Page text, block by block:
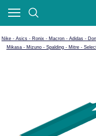
Nike - Asics - Ronix - Macron - Adidas -
Mikasa - Mizuno - Spalding - Mitre -